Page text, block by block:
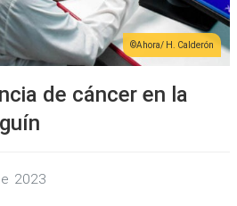
Ahora/ H. Calderón
de cáncer en la
2023